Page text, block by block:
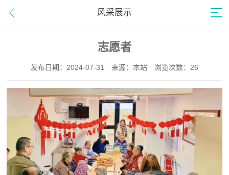
风采展示
志愿者
发布日期：2024-07-31 来源：本站 浏览次数：26